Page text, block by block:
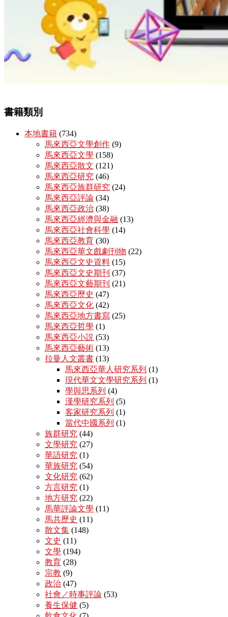
書籍類別
本地書籍 (734)
馬來西亞文學創作 (9)
馬來西亞文學 (158)
馬來西亞散文 (121)
馬來西亞研究 (46)
馬來西亞族群研究 (24)
馬來西亞評論 (34)
馬來西亞政治 (38)
馬來西亞經濟與金融 (13)
馬來西亞社會科學 (14)
馬來西亞教育 (30)
馬來西亞華文戲劇刊物 (22)
馬來西亞文史資料 (15)
馬來西亞文史期刊 (37)
馬來西亞文藝期刊 (21)
馬來西亞歷史 (47)
馬來西亞文化 (42)
馬來西亞地方書寫 (25)
馬來西亞哲學 (1)
馬來西亞小説 (53)
馬來西亞藝術 (13)
拉曼人文叢書 (13)
馬來西亞華人研究系列 (1)
現代華文文學研究系列 (1)
學與思系列 (4)
漢學研究系列 (5)
客家研究系列 (1)
當代中國系列 (1)
族群研究 (44)
文學研究 (27)
華語研究 (1)
華族研究 (54)
文化研究 (62)
方言研究 (1)
地方研究 (22)
馬華評論文學 (11)
馬共歷史 (11)
散文集 (148)
文史 (11)
文學 (194)
教育 (28)
宗教 (9)
政治 (47)
社會／時事評論 (53)
養生保健 (5)